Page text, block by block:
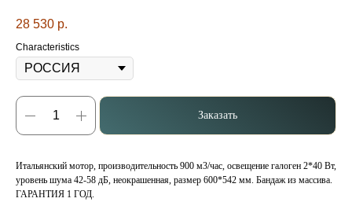
28 530 р.
Characteristics
Заказать
Итальянский мотор, производительность 900 м3/час, освещение галоген 2*40 Вт,
уровень шума 42-58 дБ, неокрашенная, размер 600*542 мм. Бандаж из массива.
ГАРАНТИЯ 1 ГОД.